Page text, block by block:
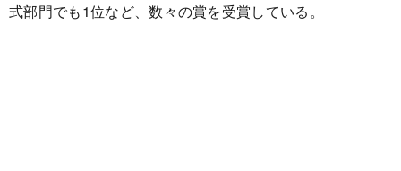
式部門でも1位など、数々の賞を受賞している。